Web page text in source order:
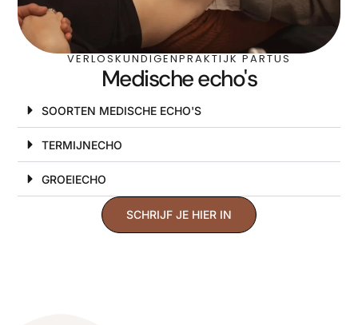
VERLOSKUNDIGENPRAKTIJK PARTUS
Medische echo's
SOORTEN MEDISCHE ECHO'S
TERMIJNECHO
GROEIECHO
SCHRIJF JE HIER IN